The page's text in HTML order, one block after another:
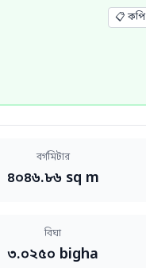
📋 কপি
বর্গমিটার
৪০৪৬.৮৬ sq m
বিঘা
৩.০২৫০ bigha